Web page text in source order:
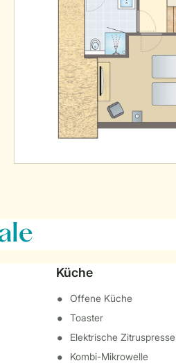
Küche
Offene Küche
Toaster
Elektrische Zitruspresse
Kombi-Mikrowelle